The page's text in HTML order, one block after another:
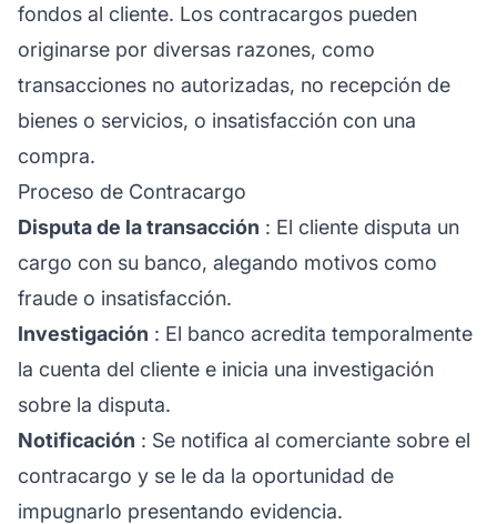
fondos al cliente. Los contracargos pueden
originarse por diversas razones, como
transacciones no autorizadas, no recepción de
bienes o servicios, o insatisfacción con una
compra.
Proceso de Contracargo
Disputa de la transacción : El cliente disputa un
cargo con su banco, alegando motivos como
fraude o insatisfacción.
Investigación : El banco acredita temporalmente
la cuenta del cliente e inicia una investigación
sobre la disputa.
Notificación : Se notifica al comerciante sobre el
contracargo y se le da la oportunidad de
impugnarlo presentando evidencia.